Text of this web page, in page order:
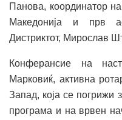
Панова, координатор
Македонија и прв
Дистриктот, Мирослав
Конферансие на
Марковиќ, активна
Запад, која се погрижи
програма и на врвен